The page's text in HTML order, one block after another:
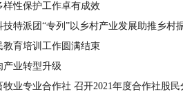
样性保护工作卓有成效
技特派团“专列”以乡村产业发展助推乡村
教育培训工作圆满结束
产业转型升级
业专业合作社 召开2021年度合作社股民